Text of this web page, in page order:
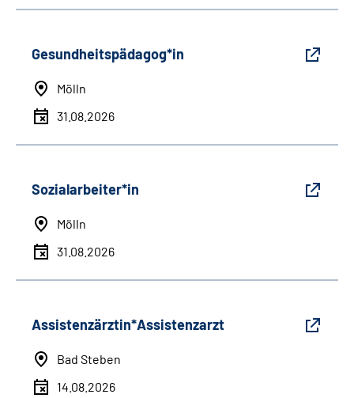
Gesundheitspädagog*in
Mölln
31.08.2026
Sozialarbeiter*in
Mölln
31.08.2026
Assistenzärztin*Assistenzarzt
Bad Steben
14.08.2026